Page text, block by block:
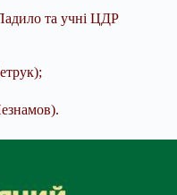
та учні ЦДР